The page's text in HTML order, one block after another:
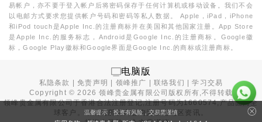
易帐户，亦不要于登入帐户后将密码保存于任何计算机或移动设备。我们不会
以电邮方式要求您提供帐户号码和密码等私人数据。 Apple，iPad，iPhone
和iPod touch是Apple Inc.的注册商标并在美国和其他国家注册。App Store
是Apple Inc.的服务标志，Android是Google Inc.的注册商标。Google徽
标，Google Play徽标和Google界面是Google Inc.的商标或注册商标。
电脑版
私隐条款 |免责声明 领峰推广 |联络我们 |学习交易
Copyright ©2026 领峰贵金属有限公司版权所有,不得转载
领峰贵金属有限公司于香港合法注册登记,注册号码为1660574,产品面向全
球客户。本站内所有内容均为香港地区资讯。
温馨提示：投资有风险，交易需谨慎